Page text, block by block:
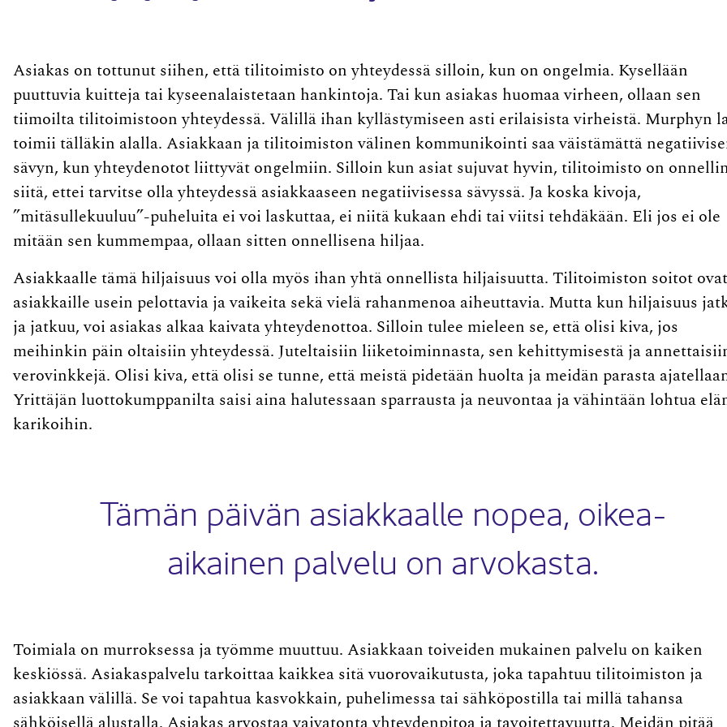
Asiakas on tottunut siihen, että tilitoimisto on yhteydessä silloin, kun on ongelmia. Kysellään
puuttuvia kuitteja tai kyseenalaistetaan hankintoja. Tai kun asiakas huomaa virheen, ollaan sen
tiimoilta tilitoimistoon yhteydessä. Välillä ihan kyllästymiseen asti erilaisista virheistä. Murphyn
toimii tälläkin alalla. Asiakkaan ja tilitoimiston välinen kommunikointi saa väistämättä
sävyn, kun yhteydenotot liittyvät ongelmiin. Silloin kun asiat sujuvat hyvin, tilitoimisto on
siitä, ettei tarvitse olla yhteydessä asiakkaaseen negatiivisessa sävyssä. Ja koska kivoja,
”mitäsullekuuluu”-puheluita ei voi laskuttaa, ei niitä kukaan ehdi tai viitsi tehdäkään. Eli jos ei ole
mitään sen kummempaa, ollaan sitten onnellisena hiljaa.
Asiakkaalle tämä hiljaisuus voi olla myös ihan yhtä onnellista hiljaisuutta. Tilitoimiston soitot ovat
asiakkaille usein pelottavia ja vaikeita sekä vielä rahanmenoa aiheuttavia. Mutta kun hiljaisuus
ja jatkuu, voi asiakas alkaa kaivata yhteydenottoa. Silloin tulee mieleen se, että olisi kiva, jos
meihinkin päin oltaisiin yhteydessä. Juteltaisiin liiketoiminnasta, sen kehittymisestä ja
verovinkkejä. Olisi kiva, että olisi se tunne, että meistä pidetään huolta ja meidän parasta
Yrittäjän luottokumppanilta saisi aina halutessaan sparrausta ja neuvontaa ja vähintään lohtua
karikoihin.
Tämän päivän asiakkaalle nopea, oikea-
aikainen palvelu on arvokasta.
Toimiala on murroksessa ja työmme muuttuu. Asiakkaan toiveiden mukainen palvelu on kaiken
keskiössä. Asiakaspalvelu tarkoittaa kaikkea sitä vuorovaikutusta, joka tapahtuu tilitoimiston ja
asiakkaan välillä. Se voi tapahtua kasvokkain, puhelimessa tai sähköpostilla tai millä tahansa
sähköisellä alustalla. Asiakas arvostaa vaivatonta yhteydenpitoa ja tavoitettavuutta. Meidän pitää